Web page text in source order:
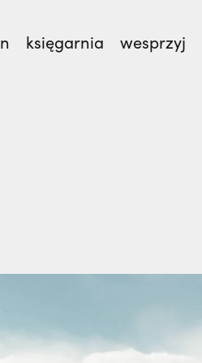
księgarnia wesprzyj